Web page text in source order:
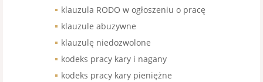
klauzula RODO w ogłoszeniu o pracę
klauzule abuzywne
klauzulę niedozwolone
kodeks pracy kary i nagany
kodeks pracy kary pieniężne